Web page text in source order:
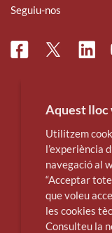
Seguiu-nos
FacebookTwitter
Aquest lloc
Utilitzem
l’experiència
navegació al
“Acceptar
que voleu
les cookies
Consulteu la